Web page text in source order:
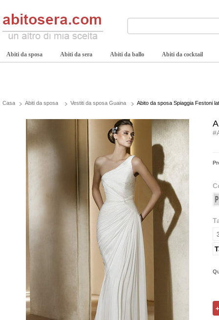
Abiti da sposa Abiti da sera Abiti da ballo Abiti da cocktail
Casa Abiti da sposa Vestiti da sposa Guaina Abito da sposa Spiaggia Festoni